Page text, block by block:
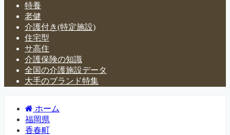
特養
老健
介護付き(特定施設)
住宅型
サ高住
介護保険の知識
全国の介護施設データ
大手のブランド特集
ホーム
福岡県
香春町